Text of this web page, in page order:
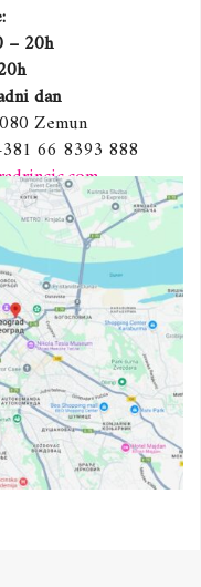
– 20h
dan
Zemun
66 8393 888